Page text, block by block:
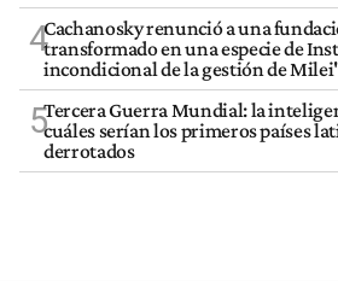
4Cachanosky renunció a una
transformado en una especie de
incondicional de la gestión de
5Tercera Guerra Mundial: la
cuáles serían los primeros países
derrotados